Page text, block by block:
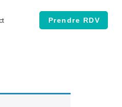
Prendre RDV